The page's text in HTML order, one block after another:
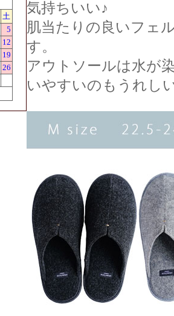
土
5
12
19
26
気持ちいい♪
肌当たりの良いフェ
す。
アウトソールは水が
いやすいのもうれし